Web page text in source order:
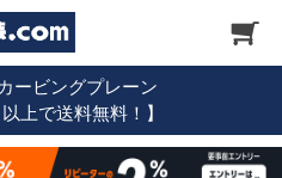
ービングプレーン
以上で送料無料！】